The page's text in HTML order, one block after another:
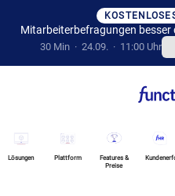
Lösungen Plattform
Features &
Preise
Mitarbeiterbefragungen
30 Min · 24.09. · 11:00 Uhr